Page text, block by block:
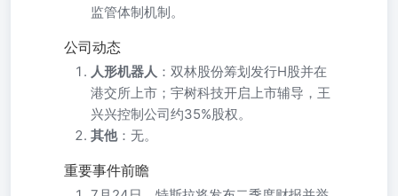
监管体制机制。
公司动态
人形机器人 ：双林股份筹划发行H股并在
港交所上市；宇树科技开启上市辅导，王
兴兴控制公司约35%股权。
其他：无。
重要事件前瞻